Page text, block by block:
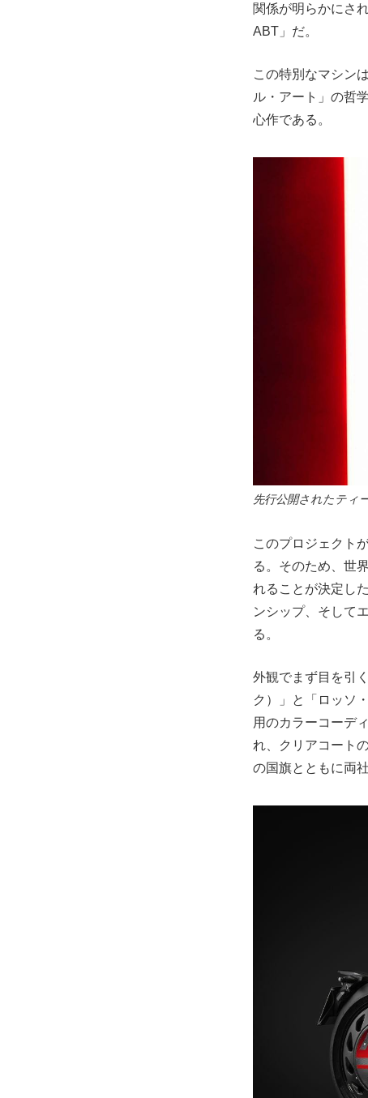
関係が明らかにさ
ABT」だ。
この特別なマシン
ル・アート」の哲
心作である。
先行公開されたティ
このプロジェクト
る。そのため、世
れることが決定し
ンシップ、そして
る。
外観でまず目を引
ク）」と「ロッソ
用のカラーコーデ
れ、クリアコート
の国旗とともに両